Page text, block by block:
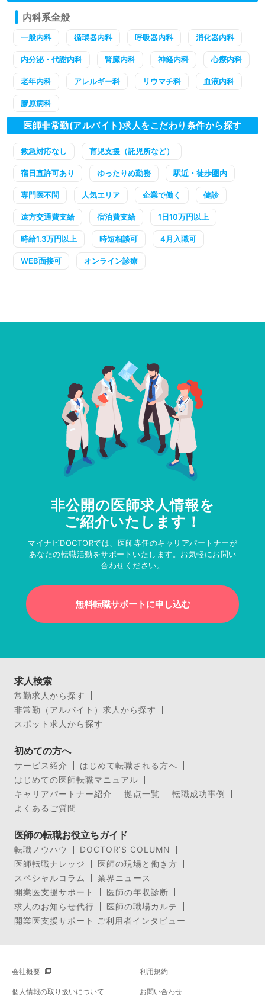
内科系全般
一般内科 循環器内科 呼吸器内科 消化器内科
内分泌・代謝内科 腎臓内科 神経内科 心療内科
老年内科 アレルギー科 リウマチ科 血液内科
膠原病科
医師非常勤(アルバイト)求人をこだわり条件から探す
救急対応なし 育児支援（託児所など）
宿日直許可あり ゆったりめ勤務 駅近・徒歩圏内
専門医不問 人気エリア 企業で働く 健診
遠方交通費支給 宿泊費支給 1日10万円以上
時給1.3万円以上 時短相談可 4月入職可
WEB面接可 オンライン診療
非公開の医師求人情報を
ご紹介いたします！
マイナビDOCTORでは、医師専任のキャリアパートナーが
あなたの転職活動をサポートいたします。お気軽にお問い
合わせください。
無料転職サポートに申し込む
求人検索
常勤求人から探す
非常勤（アルバイト）求人から探す
スポット求人から探す
初めての方へ
サービス紹介
はじめて転職される方へ
はじめての医師転職マニュアル
キャリアパートナー紹介
拠点一覧
転職成功事例
よくあるご質問
医師の転職お役立ちガイド
転職ノウハウ
DOCTOR’S COLUMN
医師転職ナレッジ
医師の現場と働き方
スペシャルコラム
業界ニュース
開業医支援サポート
医師の年収診断
求人のお知らせ代行
医師の職場カルテ
開業医支援サポート ご利用者インタビュー
会社概要 利用規約
個人情報の取り扱いについて お問い合わせ